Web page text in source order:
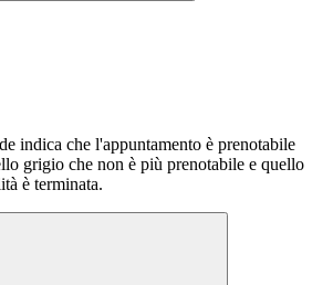
indica che l'appuntamento è prenotabile
grigio che non è più prenotabile e quello
è terminata.